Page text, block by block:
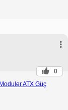
0
ATX Güç